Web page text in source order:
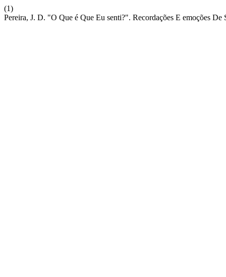
(1)
Pereira, J. D. "O Que é Que Eu senti?". Recordações E emoções